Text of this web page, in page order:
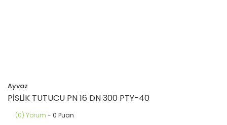
Ayvaz
PİSLİK TUTUCU PN 16 DN 300 PTY-40
(0) Yorum - 0 Puan